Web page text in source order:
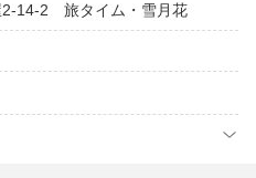
2-14-2 旅タイム・雪月花